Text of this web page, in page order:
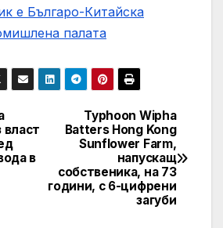
е Българо-Китайска
палaта
Typhoon Wipha
Batters Hong Kong
Sunflower Farm,
напускащ
собственика, на 73
години, с 6-цифрени
загуби
власт
в